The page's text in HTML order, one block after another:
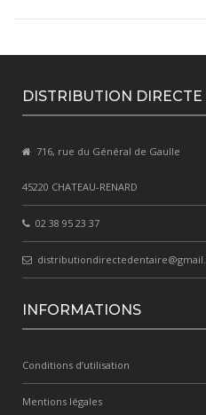
DISTRIBUTION
716, rue du Général de Gaulle
45220 CHATEAU-RENARD
02 38 95 23 37
INFORMATIONS
Conditions d’utilisation
Mentions légales